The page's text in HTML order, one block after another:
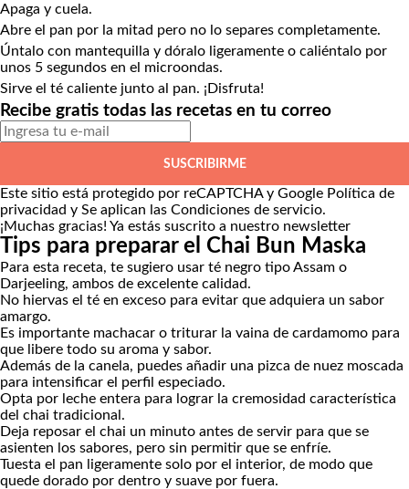
Apaga y cuela.
Abre el pan por la mitad pero no lo separes completamente.
Úntalo con mantequilla y dóralo ligeramente o caliéntalo por
unos 5 segundos en el microondas.
Sirve el té caliente junto al pan. ¡Disfruta!
Recibe gratis todas las recetas en tu correo
SUSCRIBIRME
Este sitio está protegido por reCAPTCHA y Google Política de
privacidad y Se aplican las Condiciones de servicio.
¡Muchas gracias! Ya estás suscrito a nuestro newsletter
Tips para preparar el Chai Bun Maska
Para esta receta, te sugiero usar té negro tipo Assam o
Darjeeling, ambos de excelente calidad.
No hiervas el té en exceso para evitar que adquiera un sabor
amargo.
Es importante machacar o triturar la vaina de cardamomo para
que libere todo su aroma y sabor.
Además de la canela, puedes añadir una pizca de nuez moscada
para intensificar el perfil especiado.
Opta por leche entera para lograr la cremosidad característica
del chai tradicional.
Deja reposar el chai un minuto antes de servir para que se
asienten los sabores, pero sin permitir que se enfríe.
Tuesta el pan ligeramente solo por el interior, de modo que
quede dorado por dentro y suave por fuera.